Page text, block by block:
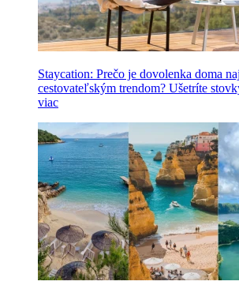
Staycation: Prečo je dovolenka doma
cestovateľským trendom? Ušetríte
viac